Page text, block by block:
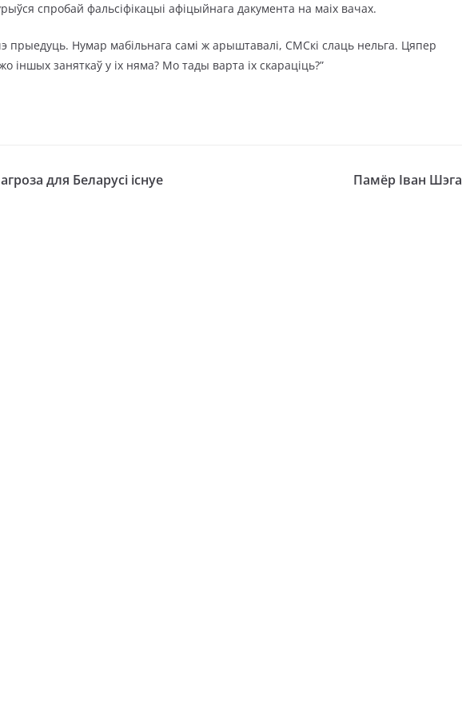
спробай фальсіфікацыі афіцыйнага дакумента на маіх вачах.
прыедуць. Нумар мабільнага самі ж арыштавалі, СМСкі слаць нельга. Цяпер
заняткаў у іх няма? Мо тады варта іх скараціць?”
для Беларусі існуе
Памёр Іван Шэга